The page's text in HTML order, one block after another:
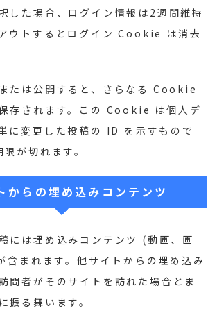
した場合、ログイン情報は2週間維持
ウトするとログイン Cookie は消去
たは公開すると、さらなる Cookie
存されます。この Cookie は個人デ
に変更した投稿の ID を示すもので
が切れます。
からの埋め込みコンテンツ
には埋め込みコンテンツ (動画、画
含まれます。他サイトからの埋め込み
問者がそのサイトを訪れた場合とま
振る舞います。